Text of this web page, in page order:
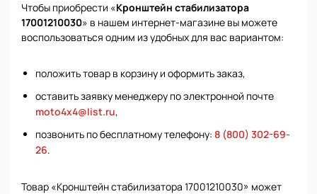
Чтобы приобрести «Кронштейн стабилизатора
17001210030» в нашем интернет-магазине вы можете
воспользоваться одним из удобных для вас вариантом:
положить товар в корзину и оформить заказ,
оставить заявку менеджеру по электронной почте
moto4x4@list.ru,
позвонить по бесплатному телефону: 8 (800) 302-69-
26.
Товар «Кронштейн стабилизатора 17001210030» может